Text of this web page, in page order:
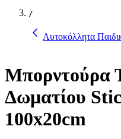
/
Αυτοκόλλητα
Μπορντούρα
Δωματίου
100x20cm